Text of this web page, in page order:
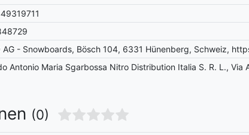
AG - Snowboards, Bösch 104, 6331 Hünenberg, Schweiz,
Antonio Maria Sgarbossa Nitro Distribution Italia S. R. L.,
(0)